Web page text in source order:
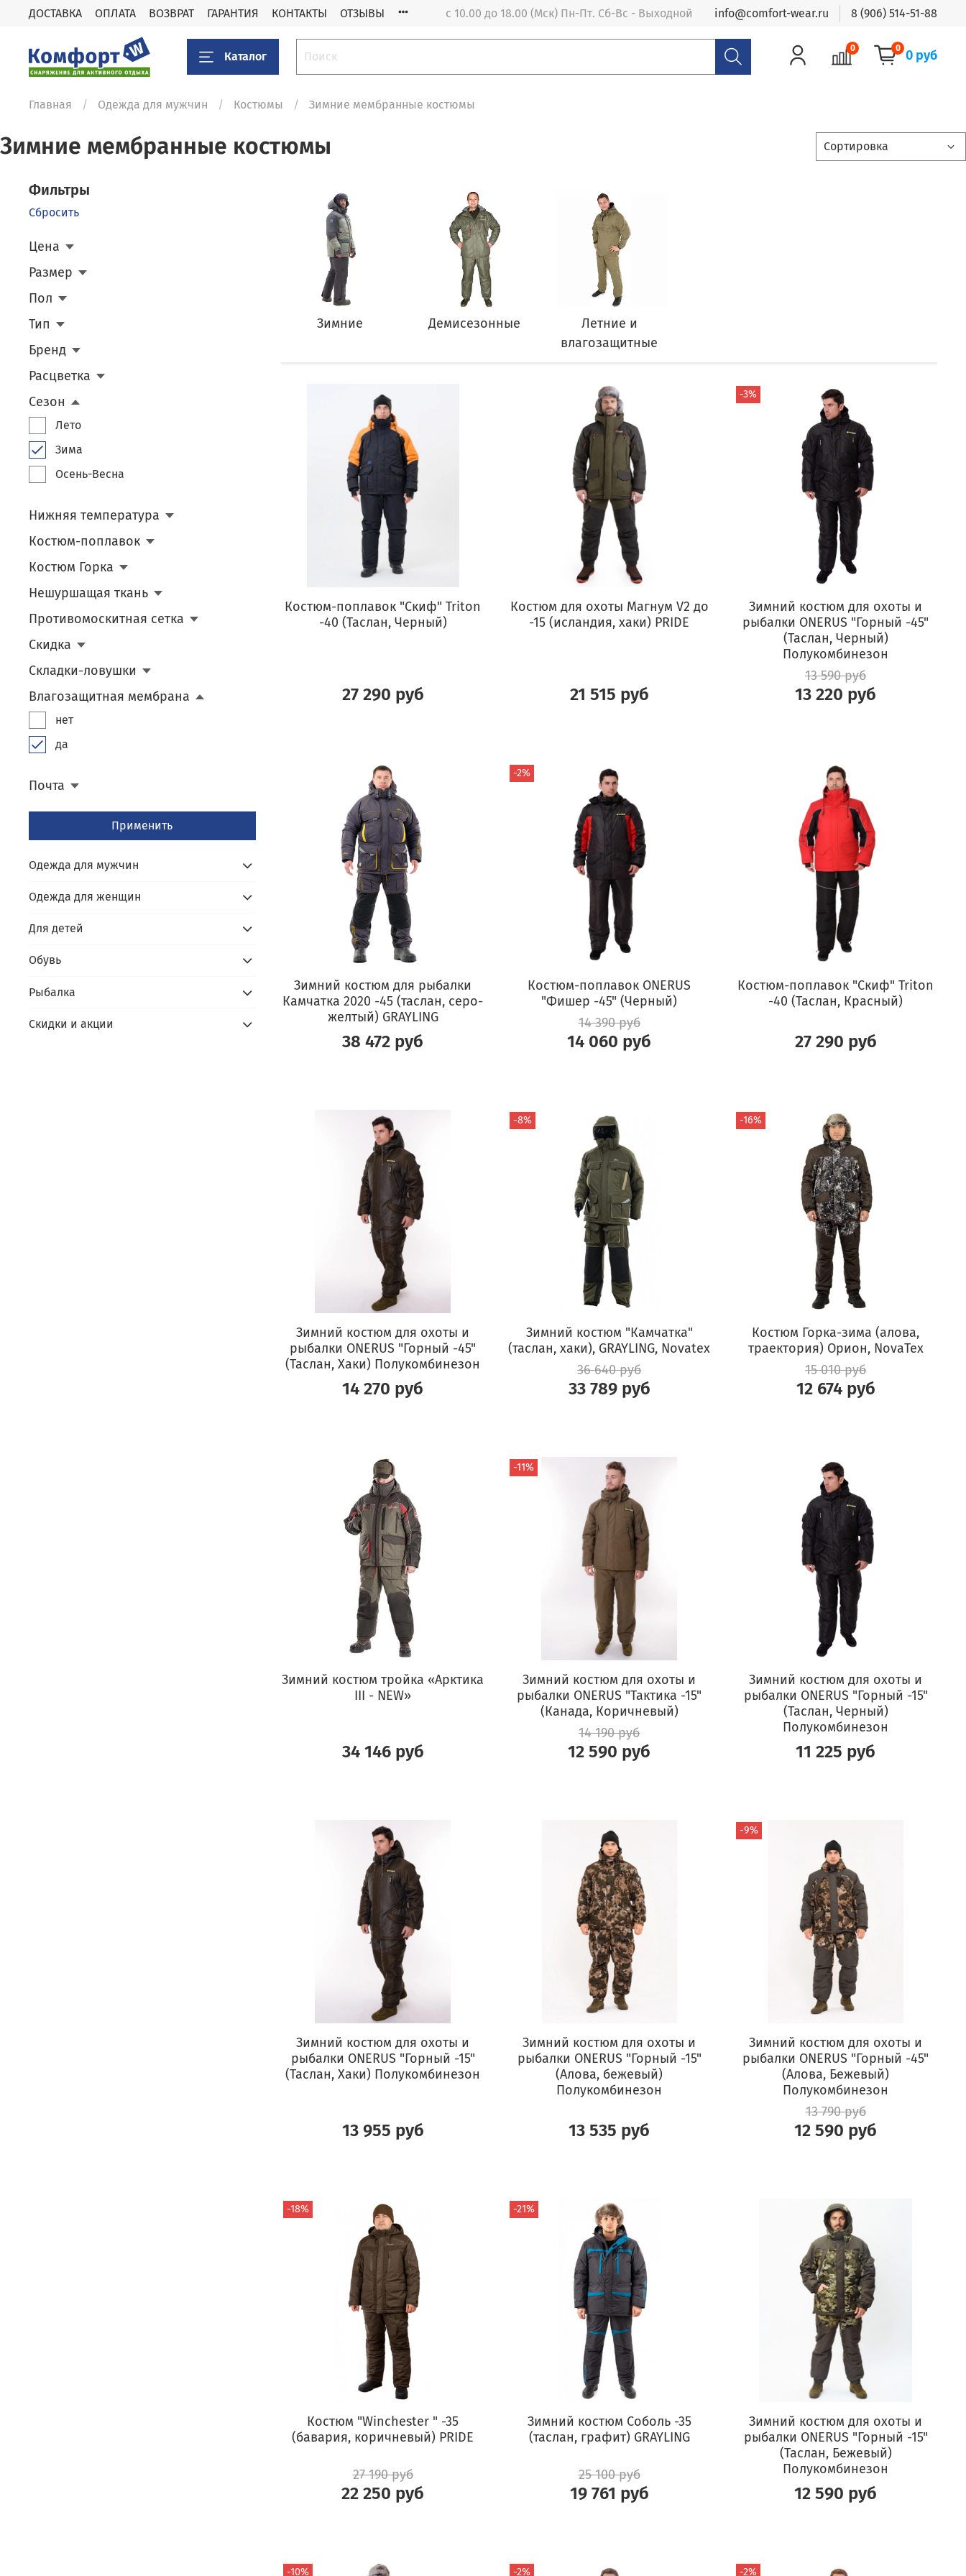
ДОСТАВКА ОПЛАТА ВОЗВРАТ ГАРАНТИЯ КОНТАКТЫ ОТЗЫВЫ с 10.00 до 18.00 (Мск) Пн-Пт. Cб-Вс - Выходной info@comfort-wear.ru 8 (906) 514-51-88
Каталог
0 0 0 руб
Главная Одежда для мужчин Костюмы Зимние мембранные костюмы
Зимние мембранные костюмы
Зимние Демисезонные
Летние и
влагозащитные
Костюм-поплавок "Скиф" Triton
-40 (Таслан, Черный)
27 290 руб
Костюм для охоты Магнум V2 до
-15 (исландия, хаки) PRIDE
21 515 руб
-3%
Зимний костюм для охоты и
рыбалки ONERUS "Горный -45"
(Таслан, Черный)
Полукомбинезон
13 590 руб
13 220 руб
Зимний костюм для рыбалки
Камчатка 2020 -45 (таслан, серо-
желтый) GRAYLING
38 472 руб
-2%
Костюм-поплавок ONERUS
"Фишер -45" (Черный)
14 390 руб
14 060 руб
Костюм-поплавок "Скиф" Triton
-40 (Таслан, Красный)
27 290 руб
Зимний костюм для охоты и
рыбалки ONERUS "Горный -45"
(Таслан, Хаки) Полукомбинезон
14 270 руб
-8%
Зимний костюм "Камчатка"
(таслан, хаки), GRAYLING, Novatex
36 640 руб
33 789 руб
-16%
Костюм Горка-зима (алова,
траектория) Орион, NovaTex
15 010 руб
12 674 руб
Зимний костюм тройка «Арктика
III - NEW»
34 146 руб
-11%
Зимний костюм для охоты и
рыбалки ONERUS "Тактика -15"
(Канада, Коричневый)
14 190 руб
12 590 руб
Зимний костюм для охоты и
рыбалки ONERUS "Горный -15"
(Таслан, Черный)
Полукомбинезон
11 225 руб
Зимний костюм для охоты и
рыбалки ONERUS "Горный -15"
(Таслан, Хаки) Полукомбинезон
13 955 руб
Зимний костюм для охоты и
рыбалки ONERUS "Горный -15"
(Алова, бежевый)
Полукомбинезон
13 535 руб
-9%
Зимний костюм для охоты и
рыбалки ONERUS "Горный -45"
(Алова, Бежевый)
Полукомбинезон
13 790 руб
12 590 руб
-18%
Костюм "Winchester " -35
(бавария, коричневый) PRIDE
27 190 руб
22 250 руб
-21%
Зимний костюм Соболь -35
(таслан, графит) GRAYLING
25 100 руб
19 761 руб
Зимний костюм для охоты и
рыбалки ONERUS "Горный -15"
(Таслан, Бежевый)
Полукомбинезон
12 590 руб
-10% -2% -2%
Фильтры
Сбросить
Цена
Размер
Пол
Тип
Бренд
Расцветка
Сезон
Лето
Зима
Осень-Весна
Нижняя температура
Костюм-поплавок
Костюм Горка
Нешуршащая ткань
Противомоскитная сетка
Скидка
Складки-ловушки
Влагозащитная мембрана
нет
да
Почта
Применить
Одежда для мужчин
Одежда для женщин
Для детей
Обувь
Рыбалка
Скидки и акции